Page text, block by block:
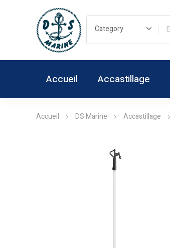
Accueil Accastillage
Accueil DS Marine Accastillage